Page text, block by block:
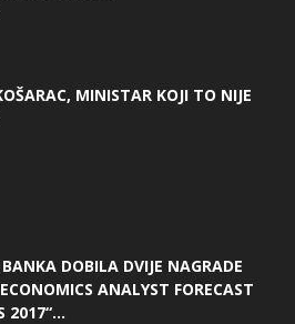
MINISTAR KOJI TO NIJE
DOBILA DVIJE NAGRADE
ANALYST FORECAST
2017“...